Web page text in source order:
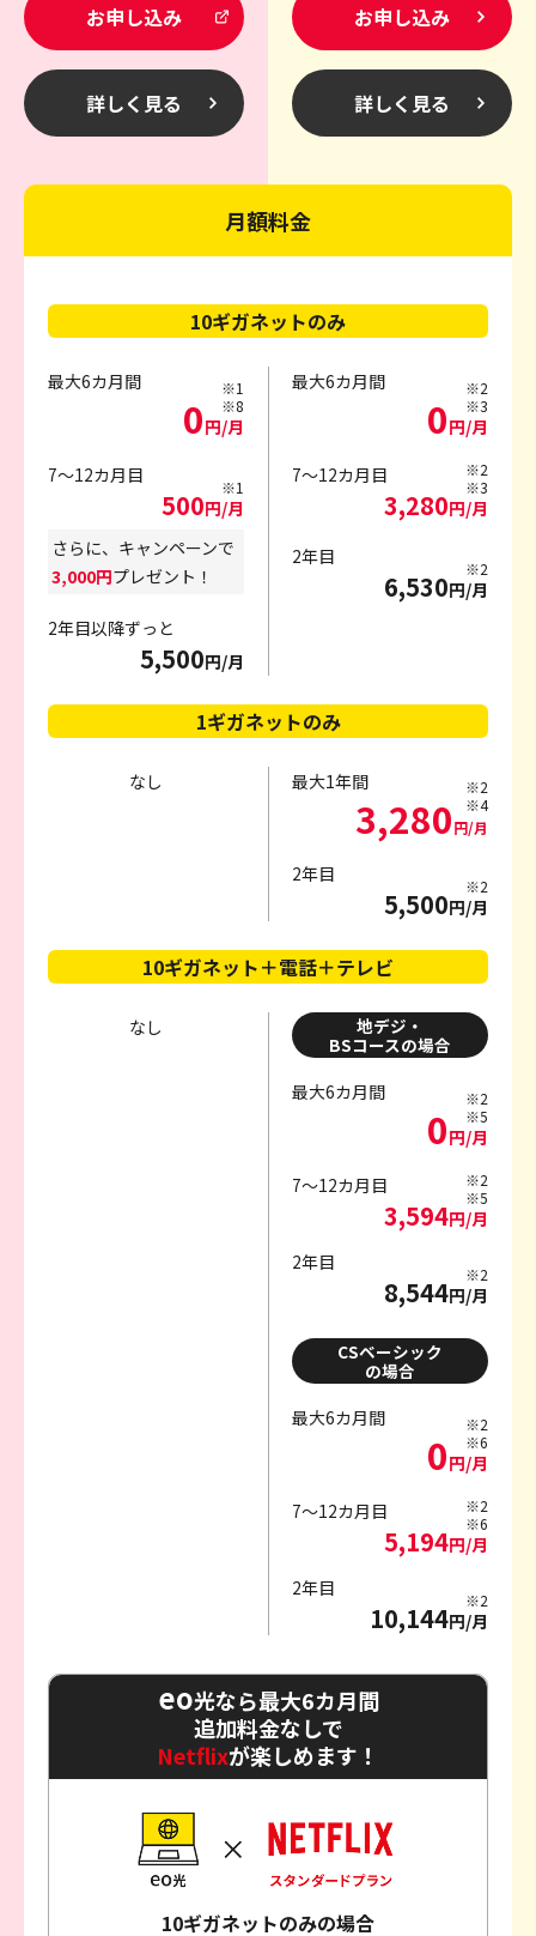
お申し込み
詳しく見る
お申し込み
詳しく見る
月額料金
10ギガネットのみ
最大6カ月間
0円/月
※1
※8
7～12カ月目
500円/月
※1
さらに、キャンペーンで
3,000円プレゼント！
2年目以降ずっと
5,500円/月
最大6カ月間
0円/月
※2
※3
7～12カ月目
3,280円/月
※2
※3
2年目
6,530円/月
※2
1ギガネットのみ
なし 最大1年間
3,280円/月
※2
※4
2年目
5,500円/月
※2
10ギガネット＋電話＋テレビ
なし
地デジ・
BSコースの場合
最大6カ月間
0円/月
※2
※5
7～12カ月目
3,594円/月
※2
※5
2年目
8,544円/月
※2
CSベーシック
の場合
最大6カ月間
0円/月
※2
※6
7～12カ月目
5,194円/月
※2
※6
2年目
10,144円/月
※2
eo光なら最大6カ月間
追加料金なしで
Netflixが楽しめます！
10ギガネットのみの場合